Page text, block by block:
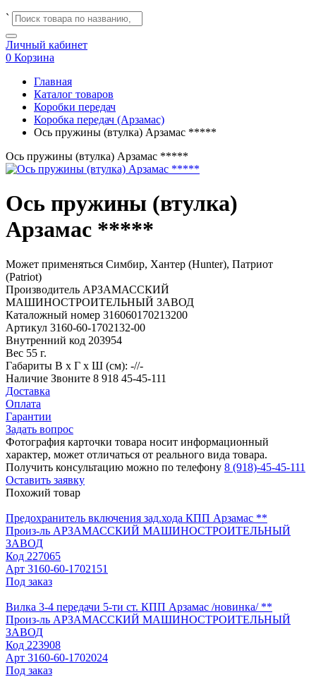
`
Личный кабинет
0 Корзина
Главная
Каталог товаров
Коробки передач
Коробка передач (Арзамас)
Ось пружины (втулка) Арзамас *****
Ось пружины (втулка) Арзамас *****
Ось пружины (втулка)
Арзамас *****
Может применяться Симбир, Хантер (Hunter), Патриот
(Patriot)
Производитель АРЗАМАССКИЙ
МАШИНОСТРОИТЕЛЬНЫЙ ЗАВОД
Каталожный номер 316060170213200
Артикул 3160-60-1702132-00
Внутренний код 203954
Вес 55 г.
Габариты В х Г х Ш (см): -//-
Наличие Звоните 8 918 45-45-111
Доставка
Оплата
Гарантии
Задать вопрос
Фотография карточки товара носит информационный
характер, может отличаться от реального вида товара.
Получить консультацию можно по телефону 8 (918)-45-45-111
Оставить заявку
Похожий товар
Предохранитель включения зад.хода КПП Арзамас **
Произ-ль АРЗАМАССКИЙ МАШИНОСТРОИТЕЛЬНЫЙ
ЗАВОД
Код 227065
Арт 3160-60-1702151
Под заказ
Вилка 3-4 передачи 5-ти ст. КПП Арзамас /новинка/ **
Произ-ль АРЗАМАССКИЙ МАШИНОСТРОИТЕЛЬНЫЙ
ЗАВОД
Код 223908
Арт 3160-60-1702024
Под заказ